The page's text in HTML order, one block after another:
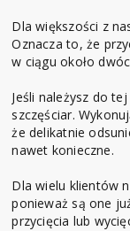
Dla większości z
Oznacza to, że
w ciągu około
Jeśli należysz do
szczęściar.
że delikatnie
nawet konieczne.
Dla wielu klientów
ponieważ są one
przycięcia lub